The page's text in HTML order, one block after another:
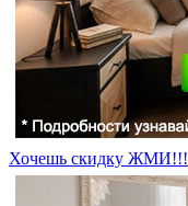
Хочешь скидку ЖМИ!!!